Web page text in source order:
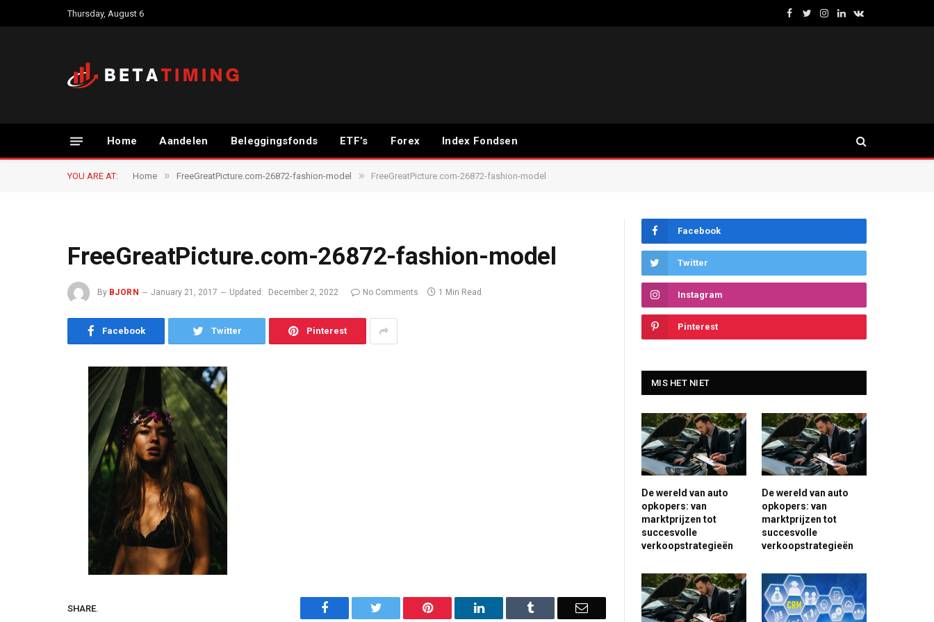
Thursday, August 6
Facebook
TwitterInstagram
LinkedInVKontakte
Home Aandelen Beleggingsfonds ETF’s Forex Index Fondsen
YOU ARE AT: Home » FreeGreatPicture.com-26872-fashion-model » FreeGreatPicture.com-26872-fashion-model
FreeGreatPicture.com-26872-fashion-model
By BJORN January 21, 2017 Updated: December 2, 2022 No Comments 1 Min Read
Facebook Twitter Pinterest
SHARE. Facebook Twitter Pinterest LinkedIn Tumblr Email
Facebook
Twitter
Instagram
Pinterest
MIS HET NIET
De wereld van auto
opkopers: van
marktprijzen tot
succesvolle
verkoopstrategieën
De wereld van auto
opkopers: van
marktprijzen tot
succesvolle
verkoopstrategieën